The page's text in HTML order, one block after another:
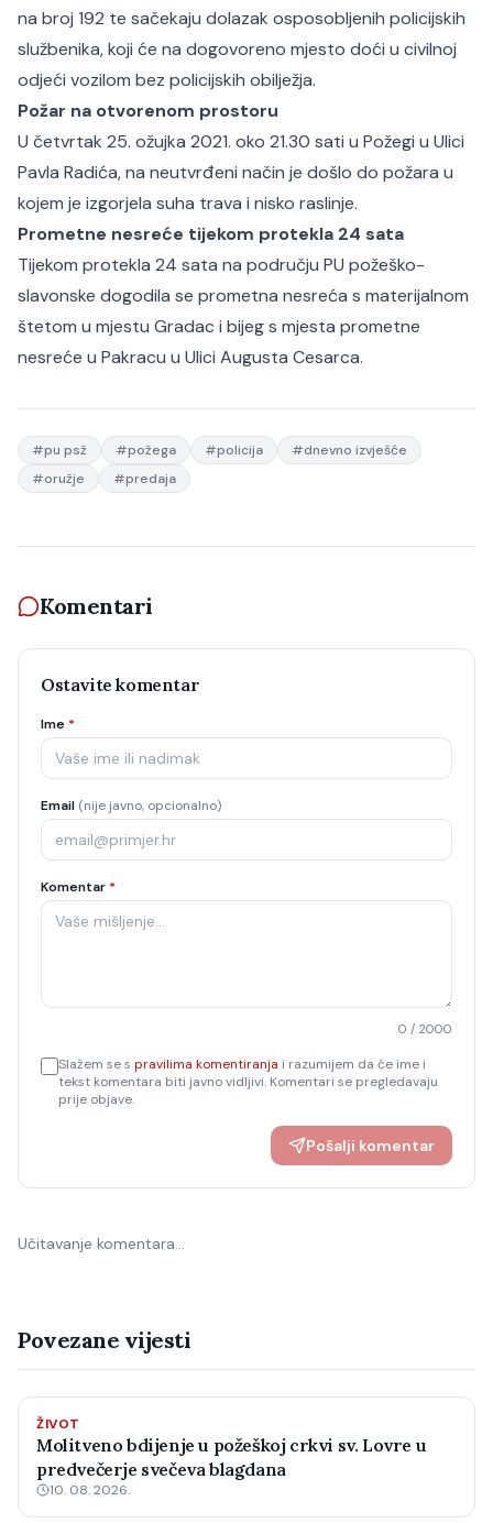
na broj 192 te sačekaju dolazak osposobljenih policijskih
službenika, koji će na dogovoreno mjesto doći u civilnoj
odjeći vozilom bez policijskih obilježja.
Požar na otvorenom prostoru
U četvrtak 25. ožujka 2021. oko 21.30 sati u Požegi u Ulici
Pavla Radića, na neutvrđeni način je došlo do požara u
kojem je izgorjela suha trava i nisko raslinje.
Prometne nesreće tijekom protekla 24 sata
Tijekom protekla 24 sata na području PU požeško-
slavonske dogodila se prometna nesreća s materijalnom
štetom u mjestu Gradac i bijeg s mjesta prometne
nesreće u Pakracu u Ulici Augusta Cesarca.
#pu psž #požega #policija #dnevno izvješće
#oružje #predaja
Komentari
Ostavite komentar
Ime *
Email (nije javno, opcionalno)
Komentar *
0 / 2000
Slažem se s pravilima komentiranja i razumijem da će ime i
tekst komentara biti javno vidljivi. Komentari se pregledavaju
prije objave.
Pošalji komentar
Učitavanje komentara…
Povezane vijesti
ŽIVOT
Molitveno bdijenje u požeškoj crkvi sv. Lovre u
predvečerje svečeva blagdana
10. 08. 2026.